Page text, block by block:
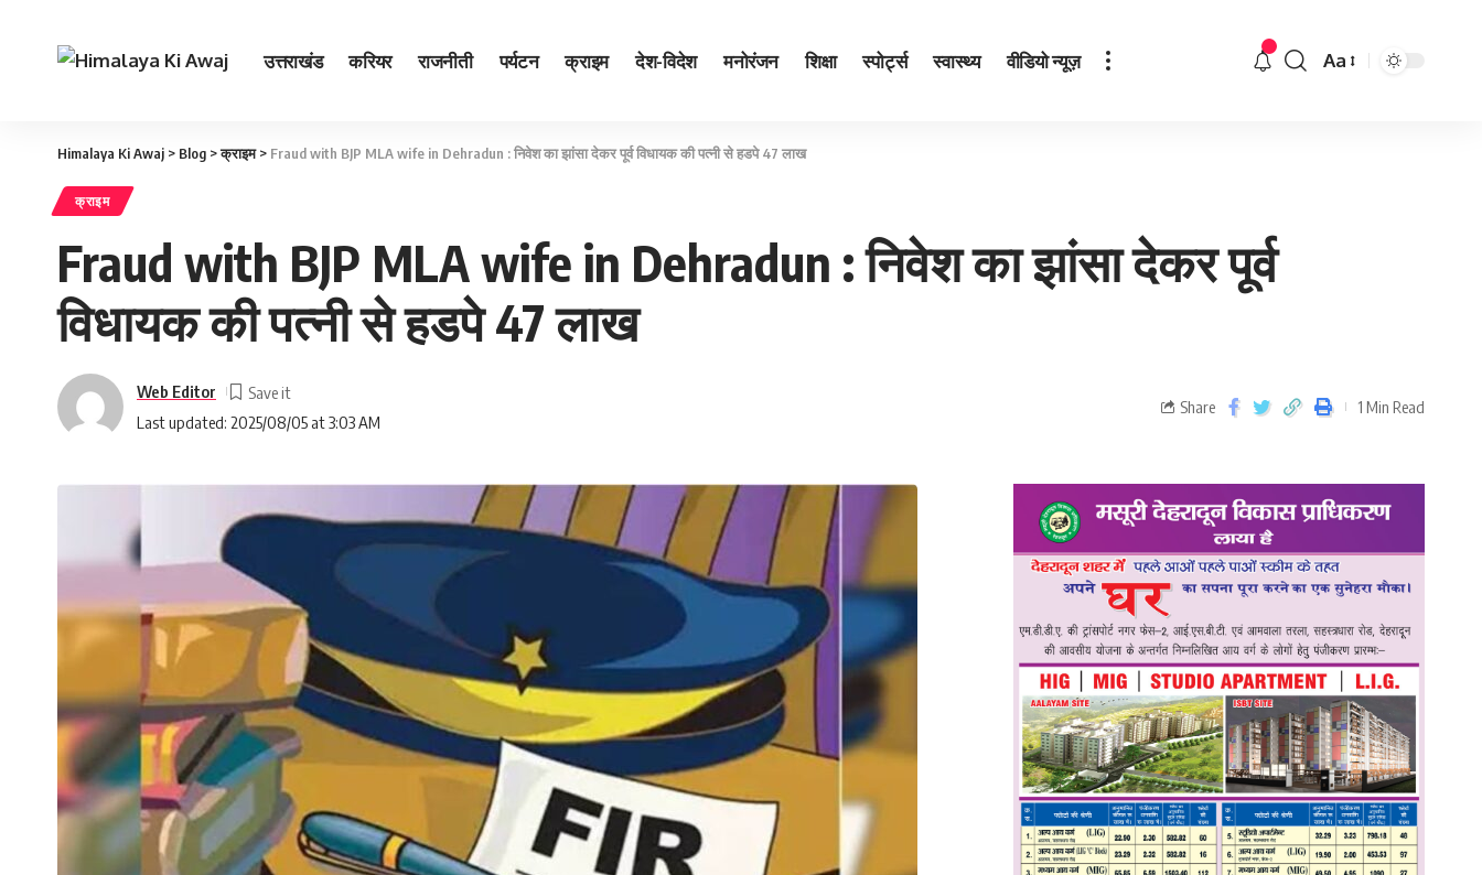
उत्तराखंड करियर राजनीती पर्यटन क्राइम देश-विदेश मनोरंजन शिक्षा स्पोर्ट्स स्वास्थ्य वीडियो न्यूज़ Aa
Himalaya Ki Awaj > Blog >क्राइम> Fraud with BJP MLA wife in Dehradun : निवेश का झांसा देकर पूर्व विधायक की पत्‍नी से हडपे 47 लाख
क्राइम
Fraud with BJP MLA wife in Dehradun : निवेश का झांसा देकर पूर्व
विधायक की पत्‍नी से हडपे 47 लाख
Last updated: 2025/08/05 at 3:03 AM
Web Editor
Share 1 Min Read